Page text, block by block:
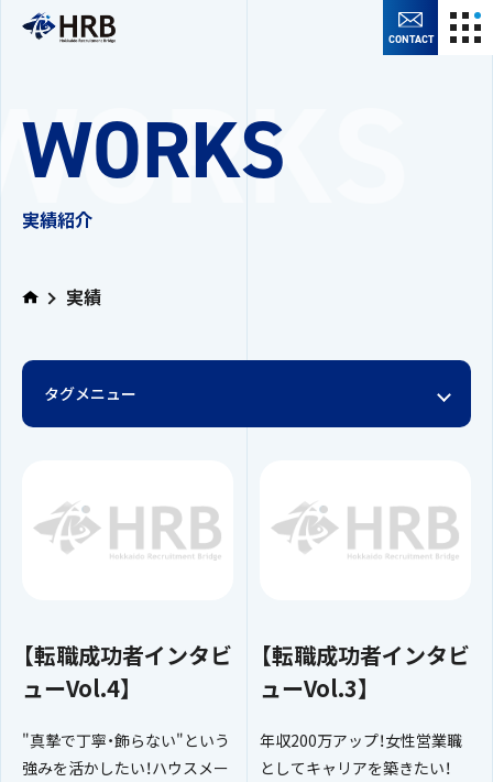
CONTACT
WORKS
実績紹介
実績
タグメニュー
【転職成功者インタビ
ューVol.4】
"真摯で丁寧・飾らない"という
強みを活かしたい！ハウスメー
【転職成功者インタビ
ューVol.3】
年収200万アップ！女性営業職
としてキャリアを築きたい！